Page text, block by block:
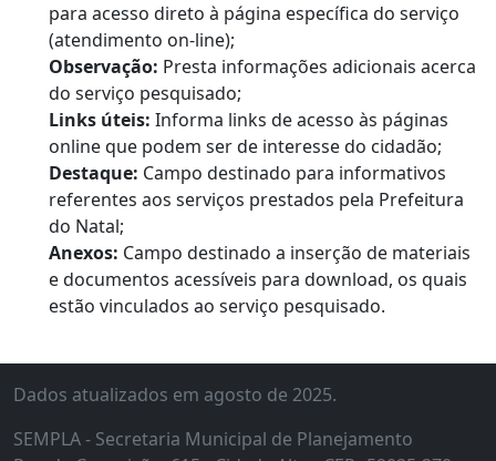
para acesso direto à página específica do serviço
(atendimento on-line);
Observação: Presta informações adicionais acerca
do serviço pesquisado;
Links úteis: Informa links de acesso às páginas
online que podem ser de interesse do cidadão;
Destaque: Campo destinado para informativos
referentes aos serviços prestados pela Prefeitura
do Natal;
Anexos: Campo destinado a inserção de materiais
e documentos acessíveis para download, os quais
estão vinculados ao serviço pesquisado.
Dados atualizados em agosto de 2025.
SEMPLA - Secretaria Municipal de Planejamento